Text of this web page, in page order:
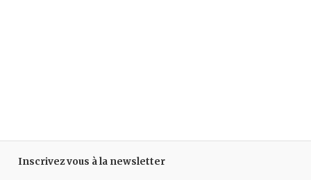
Inscrivez vous à la newsletter